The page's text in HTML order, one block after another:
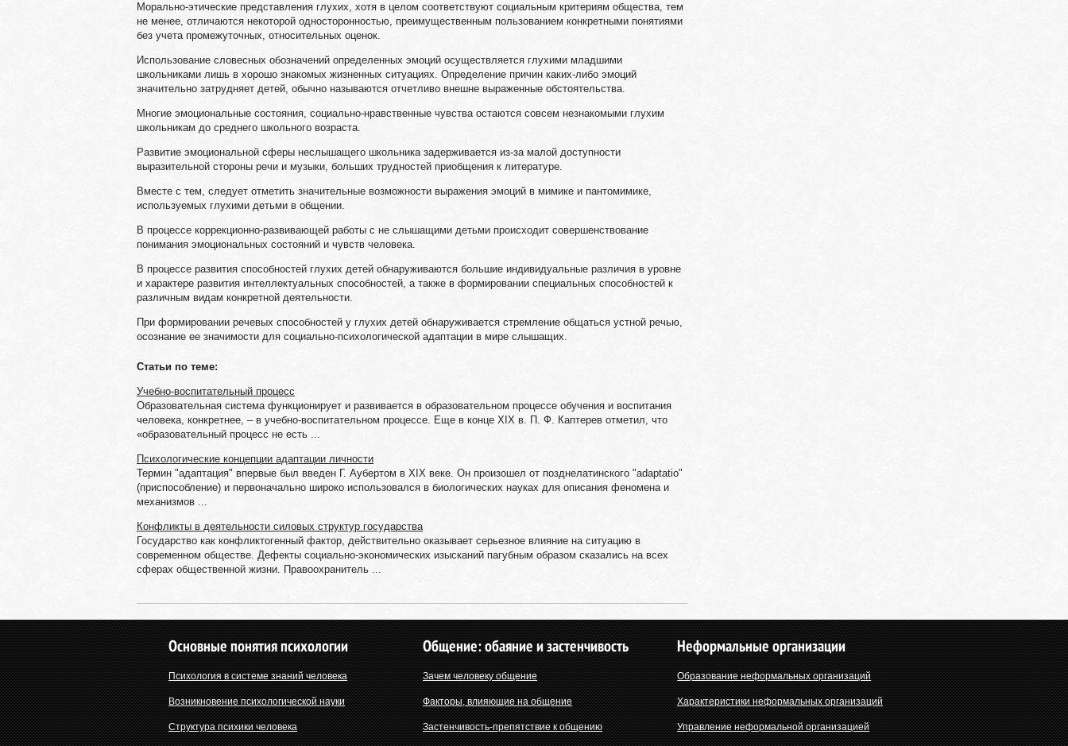
Морально-этические представления глухих, хотя в целом соответствуют социальным критериям общества, тем
не менее, отличаются некоторой односторонностью, преимущественным пользованием конкретными понятиями
без учета промежуточных, относительных оценок.
Использование словесных обозначений определенных эмоций осуществляется глухими младшими
школьниками лишь в хорошо знакомых жизненных ситуациях. Определение причин каких-либо эмоций
значительно затрудняет детей, обычно называются отчетливо внешне выраженные обстоятельства.
Многие эмоциональные состояния, социально-нравственные чувства остаются совсем незнакомыми глухим
школьникам до среднего школьного возраста.
Развитие эмоциональной сферы неслышащего школьника задерживается из-за малой доступности
выразительной стороны речи и музыки, больших трудностей приобщения к литературе.
Вместе с тем, следует отметить значительные возможности выражения эмоций в мимике и пантомимике,
используемых глухими детьми в общении.
В процессе коррекционно-развивающей работы с не слышащими детьми происходит совершенствование
понимания эмоциональных состояний и чувств человека.
В процессе развития способностей глухих детей обнаруживаются большие индивидуальные различия в уровне
и характере развития интеллектуальных способностей, а также в формировании специальных способностей к
различным видам конкретной деятельности.
При формировании речевых способностей у глухих детей обнаруживается стремление общаться устной речью,
осознание ее значимости для социально-психологической адаптации в мире слышащих.
Статьи по теме:
Учебно-воспитательный процесс
Образовательная система функционирует и развивается в образовательном процессе обучения и воспитания
человека, конкретнее, – в учебно-воспитательном процессе. Еще в конце ХIХ в. П. Ф. Каптерев отметил, что
«образовательный процесс не есть ...
Психологические концепции адаптации личности
Термин "адаптация" впервые был введен Г. Аубертом в XIX веке. Он произошел от позднелатинского "adaptatio"
(приспособление) и первоначально широко использовался в биологических науках для описания феномена и
механизмов ...
Конфликты в деятельности силовых структур государства
Государство как конфликтогенный фактор, действительно оказывает серьезное влияние на ситуацию в
современном обществе. Дефекты социально-экономических изысканий пагубным образом сказались на всех
сферах общественной жизни. Правоохранитель ...
Основные понятия психологии
Психология в системе знаний человека
Возникновение психологической науки
Структура психики человека
Общение: обаяние и застенчивость
Зачем человеку общение
Факторы, влияющие на общение
Застенчивость-препятствие к общению
Неформальные организации
Образование неформальных организаций
Характеристики неформальных организаций
Управление неформальной организацией